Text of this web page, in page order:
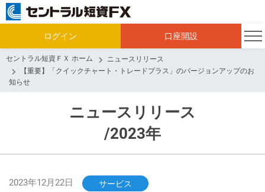
ログイン 口座開設
セントラル短資ＦＸ ホーム
ニュースリリース
【重要】「クイックチャート・トレードプラス」のバージョンアップのお
知らせ
ニュースリリース
/2023年
2023年12月22日 サービス